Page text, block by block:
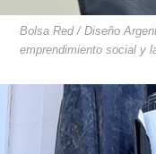
Bolsa Red / Diseño
emprendimiento social y